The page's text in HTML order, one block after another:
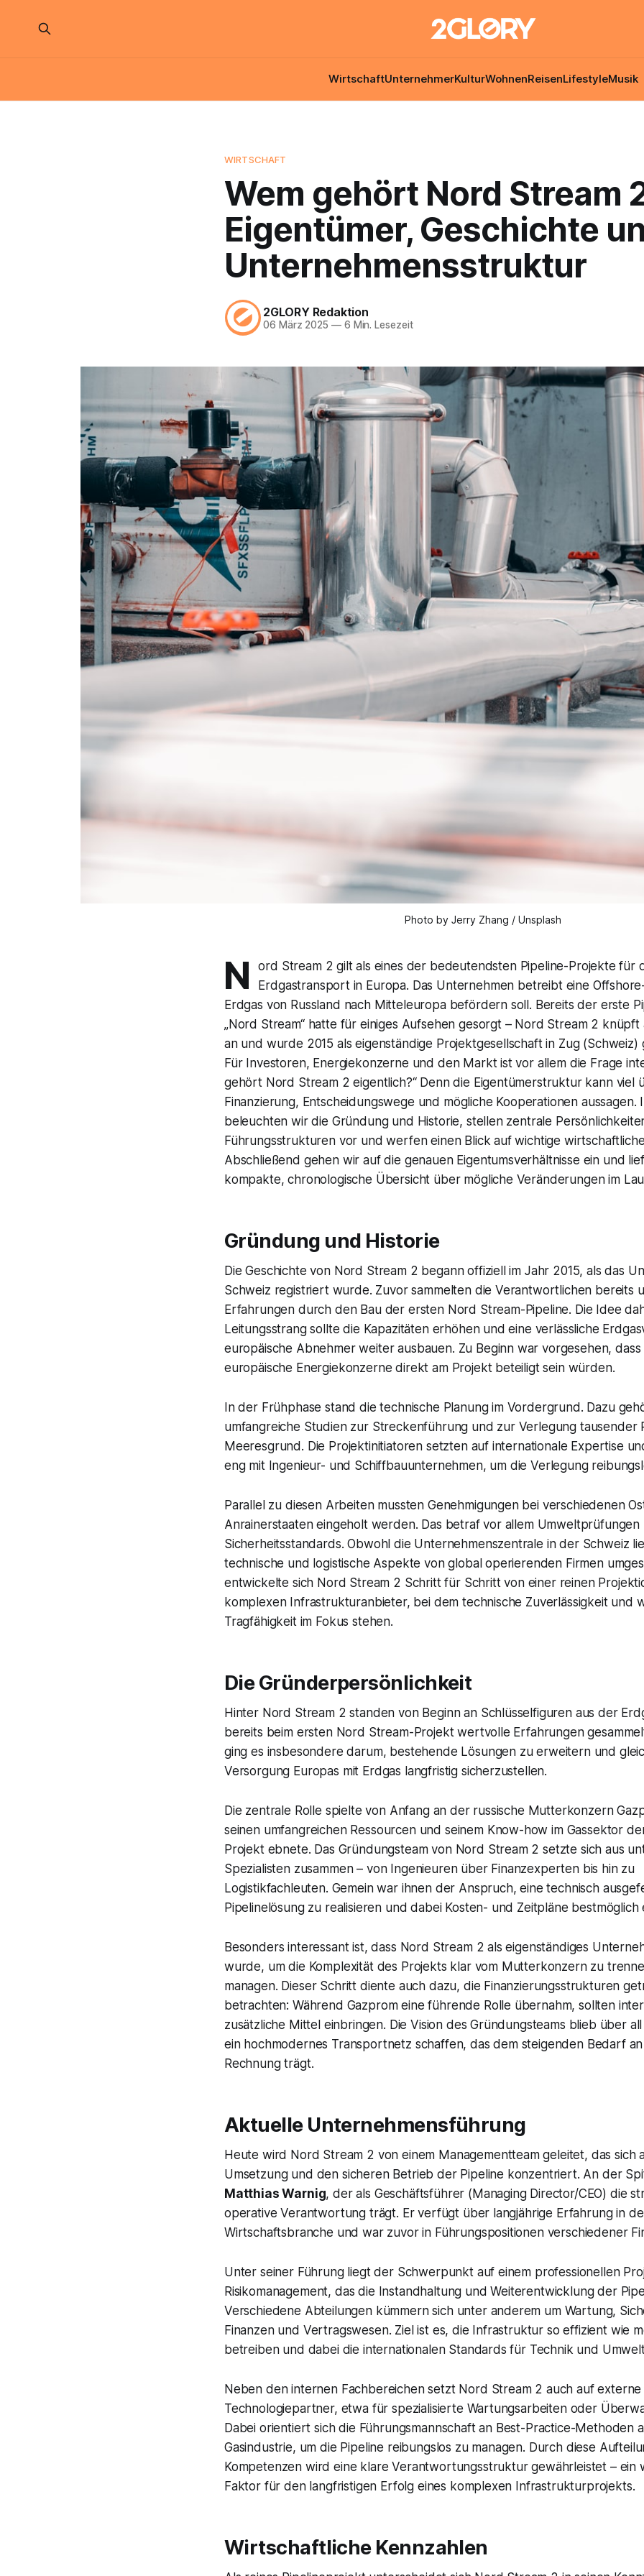
WirtschaftUnternehmerKulturWohnenReisenLifestyleMusik
WIRTSCHAFT
Wem gehört Nord Stream
Eigentümer, Geschichte
Unternehmensstruktur
2GLORY Redaktion
06 März 2025 —6 Min. Lesezeit
Photo by Jerry Zhang / Unsplash
N
ord Stream 2 gilt als eines der bedeutendsten Pipeline-Projekte für
Erdgastransport in Europa. Das Unternehmen betreibt eine
Erdgas von Russland nach Mitteleuropa befördern soll. Bereits der erste
„Nord Stream“ hatte für einiges Aufsehen gesorgt – Nord Stream 2 knüpft
an und wurde 2015 als eigenständige Projektgesellschaft in Zug (Schweiz)
Für Investoren, Energiekonzerne und den Markt ist vor allem die Frage
gehört Nord Stream 2 eigentlich?“ Denn die Eigentümerstruktur kann viel
Finanzierung, Entscheidungswege und mögliche Kooperationen aussagen.
beleuchten wir die Gründung und Historie, stellen zentrale
Führungsstrukturen vor und werfen einen Blick auf wichtige
Abschließend gehen wir auf die genauen Eigentumsverhältnisse ein und
kompakte, chronologische Übersicht über mögliche Veränderungen im
Gründung und Historie
Die Geschichte von Nord Stream 2 begann offiziell im Jahr 2015, als das
Schweiz registriert wurde. Zuvor sammelten die Verantwortlichen bereits
Erfahrungen durch den Bau der ersten Nord Stream-Pipeline. Die Idee
Leitungsstrang sollte die Kapazitäten erhöhen und eine verlässliche
europäische Abnehmer weiter ausbauen. Zu Beginn war vorgesehen,
europäische Energiekonzerne direkt am Projekt beteiligt sein würden.
In der Frühphase stand die technische Planung im Vordergrund. Dazu
umfangreiche Studien zur Streckenführung und zur Verlegung tausender
Meeresgrund. Die Projektinitiatoren setzten auf internationale Expertise
eng mit Ingenieur- und Schiffbauunternehmen, um die Verlegung
Parallel zu diesen Arbeiten mussten Genehmigungen bei verschiedenen
Anrainerstaaten eingeholt werden. Das betraf vor allem Umweltprüfungen
Sicherheitsstandards. Obwohl die Unternehmenszentrale in der Schweiz
technische und logistische Aspekte von global operierenden Firmen
entwickelte sich Nord Stream 2 Schritt für Schritt von einer reinen
komplexen Infrastrukturanbieter, bei dem technische Zuverlässigkeit und
Tragfähigkeit im Fokus stehen.
Die Gründerpersönlichkeit
Hinter Nord Stream 2 standen von Beginn an Schlüsselfiguren aus der
bereits beim ersten Nord Stream-Projekt wertvolle Erfahrungen
ging es insbesondere darum, bestehende Lösungen zu erweitern und
Versorgung Europas mit Erdgas langfristig sicherzustellen.
Die zentrale Rolle spielte von Anfang an der russische Mutterkonzern
seinen umfangreichen Ressourcen und seinem Know-how im Gassektor
Projekt ebnete. Das Gründungsteam von Nord Stream 2 setzte sich aus
Spezialisten zusammen – von Ingenieuren über Finanzexperten bis hin zu
Logistikfachleuten. Gemein war ihnen der Anspruch, eine technisch
Pipelinelösung zu realisieren und dabei Kosten- und Zeitpläne bestmöglich
Besonders interessant ist, dass Nord Stream 2 als eigenständiges
wurde, um die Komplexität des Projekts klar vom Mutterkonzern zu
managen. Dieser Schritt diente auch dazu, die Finanzierungsstrukturen
betrachten: Während Gazprom eine führende Rolle übernahm, sollten
zusätzliche Mittel einbringen. Die Vision des Gründungsteams blieb über
ein hochmodernes Transportnetz schaffen, das dem steigenden Bedarf
Rechnung trägt.
Aktuelle Unternehmensführung
Heute wird Nord Stream 2 von einem Managementteam geleitet, das sich
Umsetzung und den sicheren Betrieb der Pipeline konzentriert. An der
Matthias Warnig, der als Geschäftsführer (Managing Director/CEO) die
operative Verantwortung trägt. Er verfügt über langjährige Erfahrung in
Wirtschaftsbranche und war zuvor in Führungspositionen verschiedener
Unter seiner Führung liegt der Schwerpunkt auf einem professionellen
Risikomanagement, das die Instandhaltung und Weiterentwicklung der
Verschiedene Abteilungen kümmern sich unter anderem um Wartung,
Finanzen und Vertragswesen. Ziel ist es, die Infrastruktur so effizient wie
betreiben und dabei die internationalen Standards für Technik und
Neben den internen Fachbereichen setzt Nord Stream 2 auch auf
Technologiepartner, etwa für spezialisierte Wartungsarbeiten oder
Dabei orientiert sich die Führungsmannschaft an Best-Practice-Methoden
Gasindustrie, um die Pipeline reibungslos zu managen. Durch diese
Kompetenzen wird eine klare Verantwortungsstruktur gewährleistet – ein
Faktor für den langfristigen Erfolg eines komplexen Infrastrukturprojekts.
Wirtschaftliche Kennzahlen